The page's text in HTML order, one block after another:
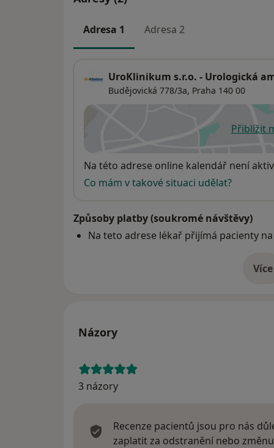
onkologické problematice.
Adresa 1 Adresa 2
UroKlinikum s.r.o. - Urologická
Budějovická 778/3a, Praha 140 00
Přiblížit
Dostupnost
Na této adrese online kalendář není
Co mám v takové situaci udělat?
Způsoby platby (soukromé návštěvy)
Na teto adrese lékař přijímá pacienty
Více
o
Názory
3 názory
Recenze pacientů jsou pro nás
zaplatit za odstranění nebo